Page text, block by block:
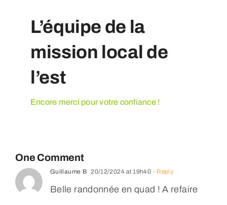
L’équipe de la
mission local de
l’est
Encore merci pour votre confiance !
One Comment
Guillaume B 20/12/2024 at 19h40 - Reply
Belle randonnée en quad ! A refaire